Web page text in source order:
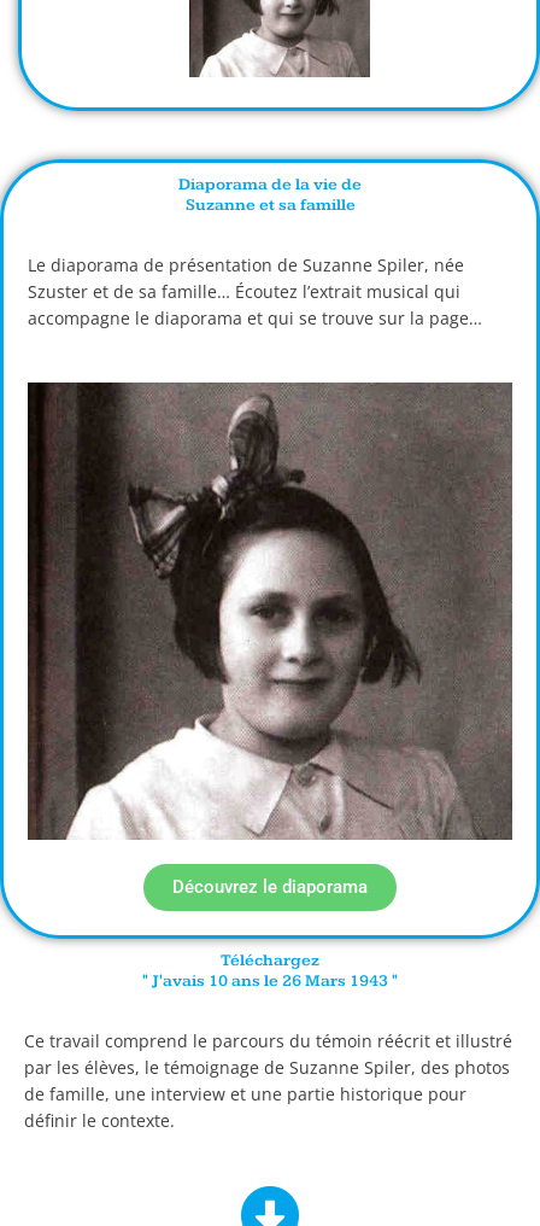
Diaporama de la vie de
Suzanne et sa famille
Le diaporama de présentation de Suzanne Spiler, née
Szuster et de sa famille… Écoutez l’extrait musical qui
accompagne le diaporama et qui se trouve sur la page…
Découvrez le diaporama
Téléchargez
" J'avais 10 ans le 26 Mars 1943 "
Ce travail comprend le parcours du témoin réécrit et illustré
par les élèves, le témoignage de Suzanne Spiler, des photos
de famille, une interview et une partie historique pour
définir le contexte.